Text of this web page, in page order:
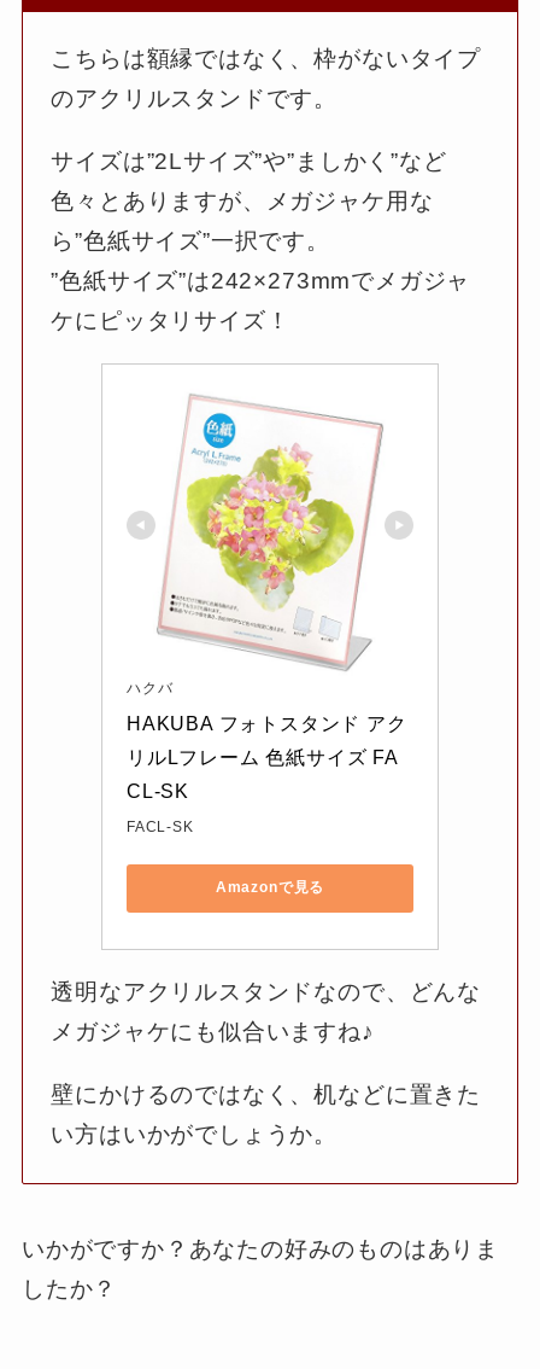
こちらは額縁ではなく、枠がないタイプ
のアクリルスタンドです。
サイズは”2Lサイズ”や”ましかく”など
色々とありますが、メガジャケ用な
ら”色紙サイズ”一択です。
”色紙サイズ”は242×273mmでメガジャ
ケにピッタリサイズ！
ハクバ
HAKUBA フォトスタンド アク
リルLフレーム 色紙サイズ FA
CL-SK
FACL-SK
Amazonで見る
透明なアクリルスタンドなので、どんな
メガジャケにも似合いますね♪
壁にかけるのではなく、机などに置きた
い方はいかがでしょうか。
いかがですか？あなたの好みのものはありま
したか？